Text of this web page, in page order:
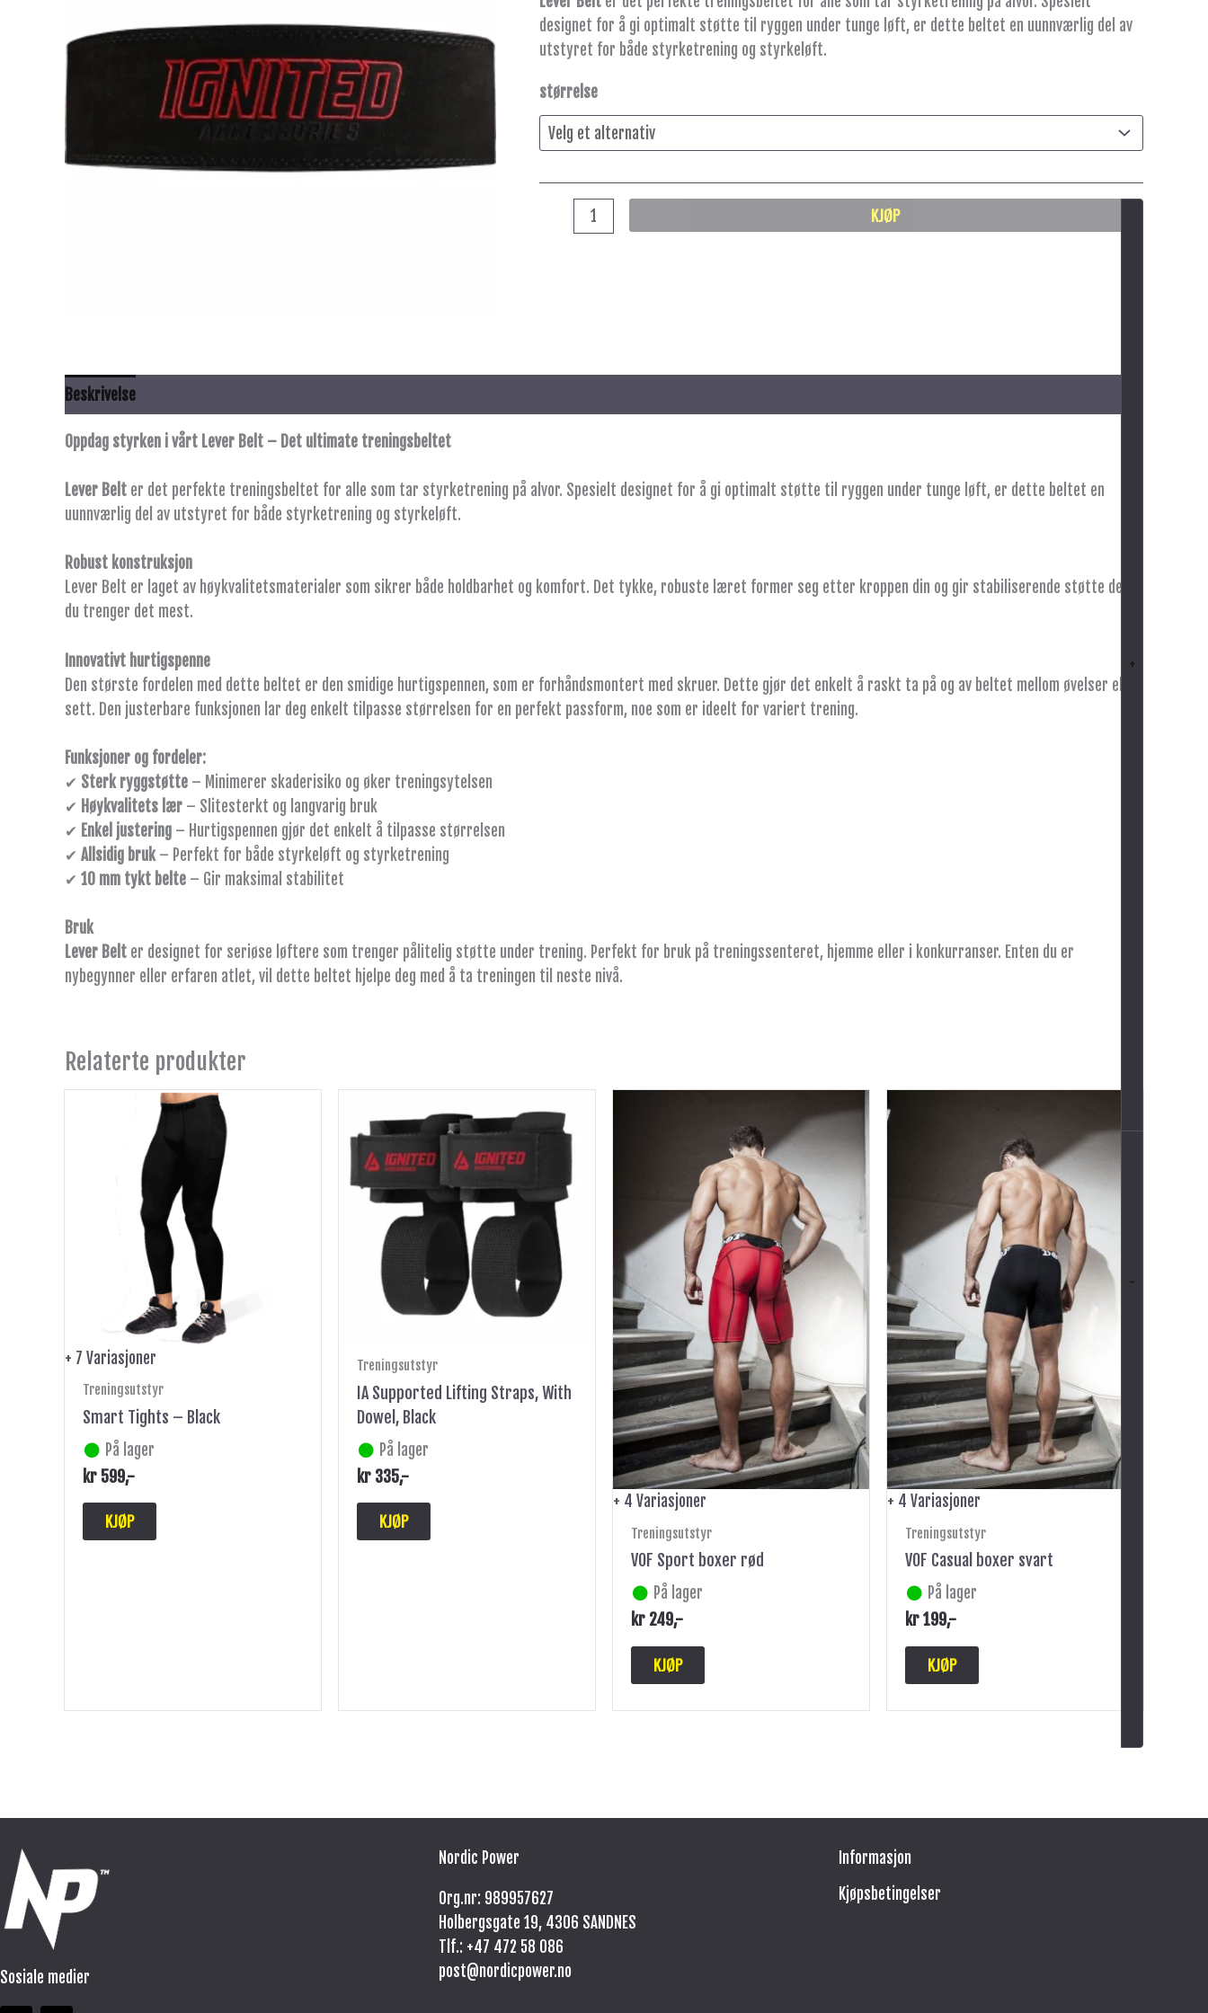
designet for å gi optimalt støtte til ryggen under tunge løft, er dette beltet en uunnværlig del av
utstyret for både styrketrening og styrkeløft.
størrelse
-
antall
+
KJØP
Beskrivelse
Oppdag styrken i vårt Lever Belt – Det ultimate treningsbeltet
Lever Belt er det perfekte treningsbeltet for alle som tar styrketrening på alvor. Spesielt designet for å gi optimalt støtte til ryggen under tunge løft, er dette beltet en
uunnværlig del av utstyret for både styrketrening og styrkeløft.
Robust konstruksjon
Lever Belt er laget av høykvalitetsmaterialer som sikrer både holdbarhet og komfort. Det tykke, robuste læret former seg etter kroppen din og gir stabiliserende støtte der
du trenger det mest.
Innovativt hurtigspenne
Den største fordelen med dette beltet er den smidige hurtigspennen, som er forhåndsmontert med skruer. Dette gjør det enkelt å raskt ta på og av beltet mellom øvelser eller
sett. Den justerbare funksjonen lar deg enkelt tilpasse størrelsen for en perfekt passform, noe som er ideelt for variert trening.
Funksjoner og fordeler:
✔ Sterk ryggstøtte – Minimerer skaderisiko og øker treningsytelsen
✔ Høykvalitets lær – Slitesterkt og langvarig bruk
✔ Enkel justering – Hurtigspennen gjør det enkelt å tilpasse størrelsen
✔ Allsidig bruk – Perfekt for både styrkeløft og styrketrening
✔ 10 mm tykt belte – Gir maksimal stabilitet
Bruk
Lever Belt er designet for seriøse løftere som trenger pålitelig støtte under trening. Perfekt for bruk på treningssenteret, hjemme eller i konkurranser. Enten du er
nybegynner eller erfaren atlet, vil dette beltet hjelpe deg med å ta treningen til neste nivå.
Relaterte produkter
+ 7 Variasjoner
Treningsutstyr
Smart Tights – Black
På lager
kr 599,-
KJØP
Dette
produktet
varianter.
Alternativene
kan
velges
på
produktsiden
Treningsutstyr
IA Supported Lifting Straps, With
Dowel, Black
På lager
kr 335,-
KJØP
+ 4 Variasjoner
Treningsutstyr
VOF Sport boxer rød
På lager
kr 249,-
KJØP
produktet
flere
varianter.
Alternativene
kan
velges
på
produktsiden
+ 4 Variasjoner
Treningsutstyr
VOF Casual boxer svart
På lager
kr199,-
KJØP
flere
varianter.
Alternativene
kan
velges
på
produktsiden
Sosiale medier
Nordic Power
Org.nr: 989957627
Holbergsgate 19, 4306 SANDNES
Tlf.: +47 472 58 086
post@nordicpower.no
Informasjon
Kjøpsbetingelser